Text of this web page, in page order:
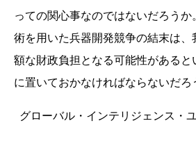
っての関心事なのではないだろう
術を用いた兵器開発競争の結末は、
額な財政負担となる可能性があると
に置いておかなければならないだろ
グローバル・インテリジェンス・